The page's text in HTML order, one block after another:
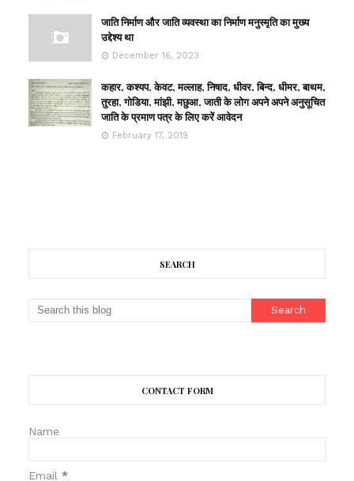
जाति निर्माण और जाति व्यवस्था का निर्माण मनुस्मृति का मुख्य
उद्देश्य था
December 16, 2023
कहार, कश्यप, केवट, मल्लाह, निषाद, धीवर, बिन्द, धीमर, बाथम,
तुरहा, गोडिया, मांझी, मछुआ, जाती के लोग अपने अपने अनुसूचित
जाति के प्रमाण पत्र के लिए करें आवेदन
February 17, 2019
SEARCH
CONTACT FORM
Name
Email *